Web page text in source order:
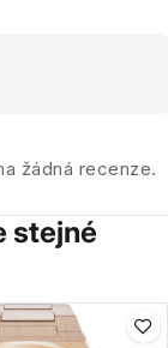
žádná recenze.
stejné